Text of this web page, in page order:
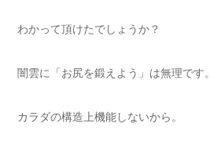
わかって頂けたでしょうか？
闇雲に「お尻を鍛えよう」は無理です。
カラダの構造上機能しないから。